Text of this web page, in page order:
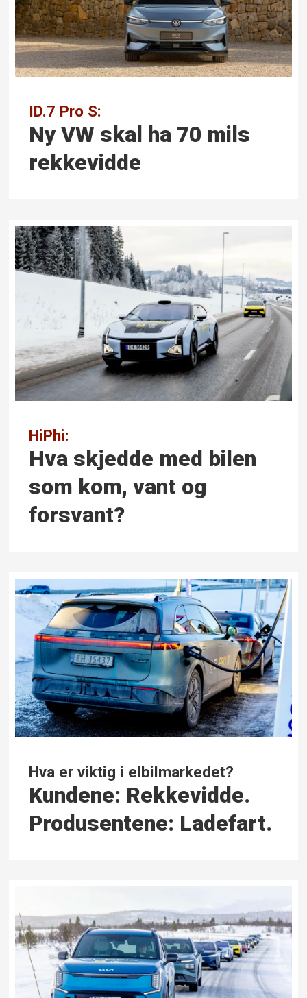
ID.7 Pro S:
Ny VW skal ha 70 mils
rekkevidde
HiPhi:
Hva skjedde med bilen
som kom, vant og
forsvant?
Hva er viktig i elbilmarkedet?
Kundene: Rekkevidde.
Produsentene: Ladefart.